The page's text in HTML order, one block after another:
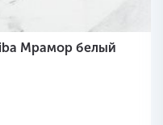
Мрамор белый